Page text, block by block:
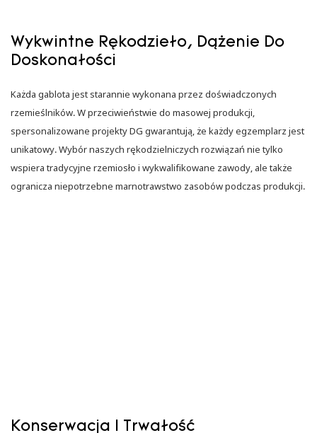
Wykwintne Rękodzieło, Dążenie Do
Doskonałości
Każda gablota jest starannie wykonana przez doświadczonych
rzemieślników. W przeciwieństwie do masowej produkcji,
spersonalizowane projekty DG gwarantują, że każdy egzemplarz jest
unikatowy. Wybór naszych rękodzielniczych rozwiązań nie tylko
wspiera tradycyjne rzemiosło i wykwalifikowane zawody, ale także
ogranicza niepotrzebne marnotrawstwo zasobów podczas produkcji.
Konserwacja I Trwałość